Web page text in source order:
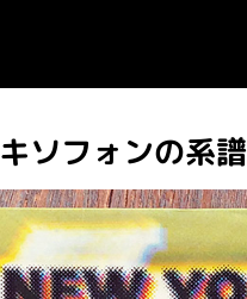
ソフォンの系譜